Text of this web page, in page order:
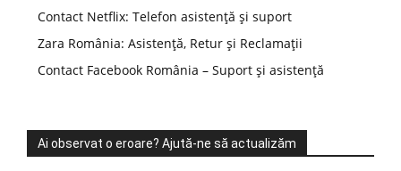
Contact Netflix: Telefon asistență și suport
Zara România: Asistență, Retur și Reclamații
Contact Facebook România – Suport și asistență
Ai observat o eroare? Ajută-ne să actualizăm